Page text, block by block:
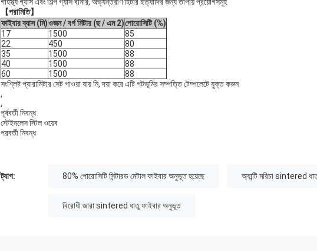
【পরামিতি】
ফাইবার ব্যাস (মি)ওজন / বর্গ মিটার (ছ / এম 2)পোরোসিটি (%)
17
1500
85
22
450
80
35
1500
88
40
1500
88
60
1500
88
সংশ্লিষ্ট প্যারামিটার সেট পাওয়া যায় নি, দয়া করে এটি পটভূমির সম্পত্তি টেম্পলেটে যুক্ত করুন
,
,
পূর্ববর্তী নিবন্ধ
স্টেইনলেস স্টিল ওয়েব
পরবর্তী নিবন্ধ
ট্যাগ: 80% পোরোসিটি সিন্টারড মেটাল ফাইবার অনুভূত হয়েছে অ্যান্টি মরিচা sintered
বিরোধী জারা sintered ধাতু ফাইবার অনুভূত